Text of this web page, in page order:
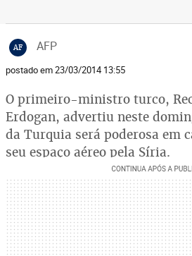
AF AFP
postado em 23/03/2014 13:55
O primeiro-ministro turco,
Erdogan, advertiu neste
da Turquia será poderosa em
seu espaço aéreo pela Síria.